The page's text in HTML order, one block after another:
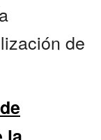
de